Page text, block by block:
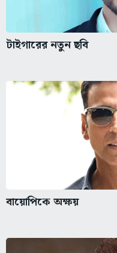
টাইগারের নতুন ছবি
বায়োপিকে অক্ষয়